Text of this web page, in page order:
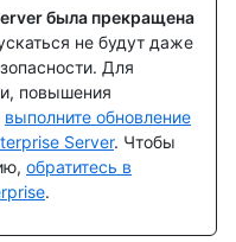
была прекращена
не будут даже
Для
повышения
выполните обновление
Server. Чтобы
обратитесь в
.